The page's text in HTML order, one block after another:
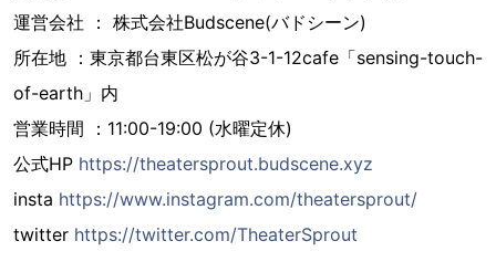
運営会社 ： 株式会社Budscene(バドシーン)
所在地 ：東京都台東区松が谷3-1-12cafe「sensing-touch-
of-earth」内
営業時間 ：11:00-19:00 (水曜定休)
公式HP https://theatersprout.budscene.xyz
insta https://www.instagram.com/theatersprout/
twitter https://twitter.com/TheaterSprout